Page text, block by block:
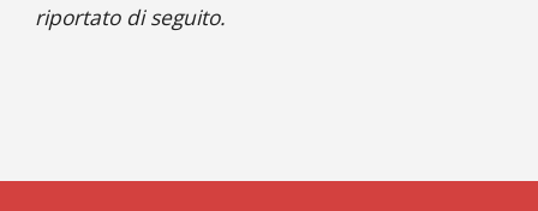
riportato di seguito.